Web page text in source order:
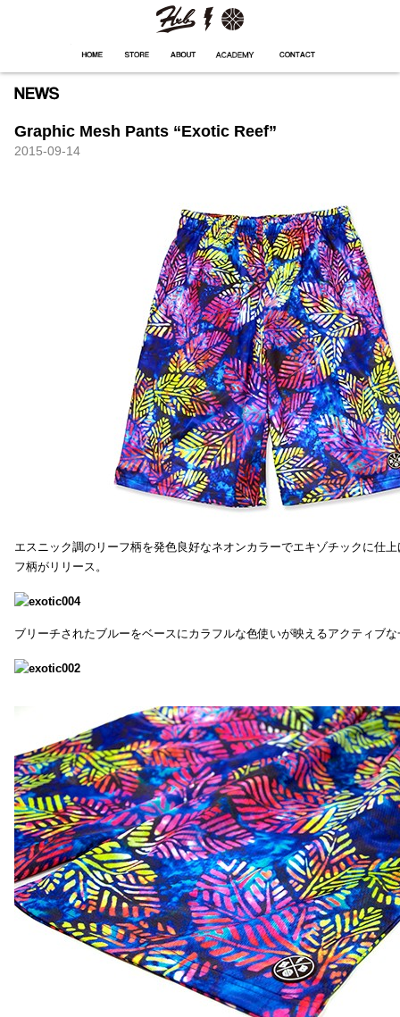
Graphic Mesh Pants “Exotic Reef”
2015-09-14
エスニック調のリーフ柄を発色良好なネオンカラーでエキゾチックに仕
フ柄がリリース。
ブリーチされたブルーをベースにカラフルな色使いが映えるアクティブ